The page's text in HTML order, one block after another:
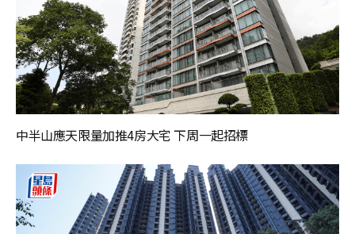
中半山應天限量加推4房大宅 下周一起招標